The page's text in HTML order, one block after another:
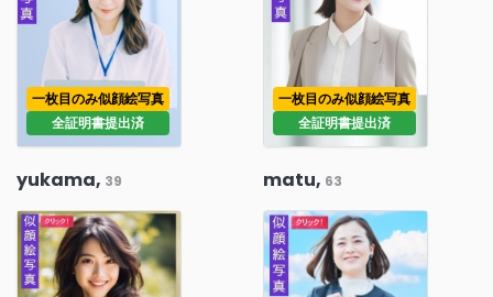
一枚目のみ似顔絵写真
全証明書提出済
yukama, 39
一枚目のみ似顔絵写真
全証明書提出済
matu, 63